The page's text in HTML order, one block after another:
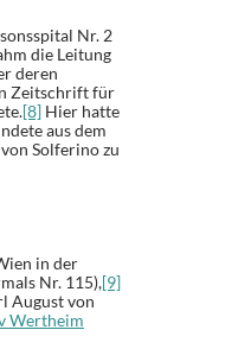
Nr. 2
die Leitung
deren
Zeitschrift für
[8] Hier hatte
aus dem
Solferino zu
in der
Nr. 115),[9]
August von
Wertheim